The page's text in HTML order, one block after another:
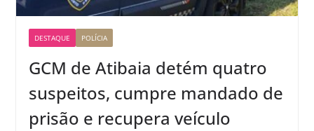
DESTAQUE POLÍCIA
GCM de Atibaia detém quatro
suspeitos, cumpre mandado de
prisão e recupera veículo